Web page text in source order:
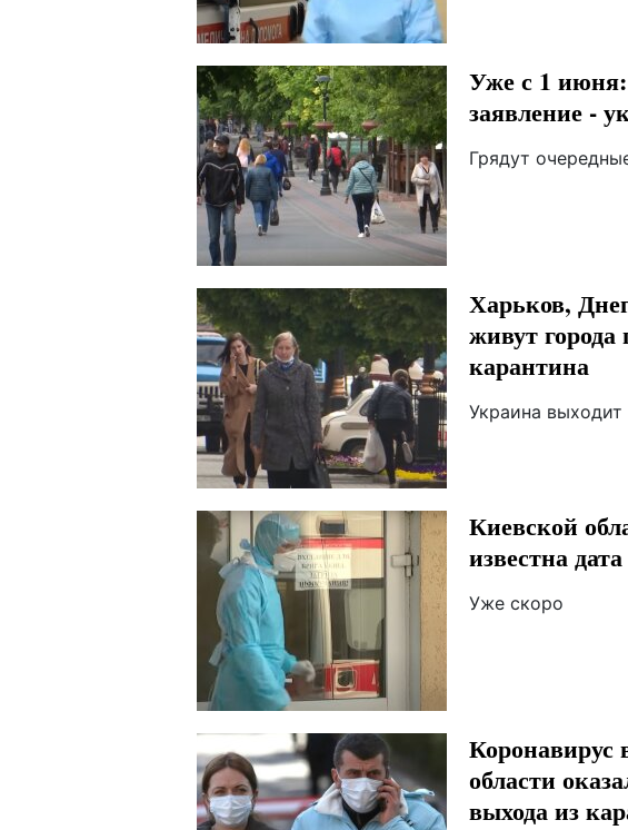
Уже с 1
заявление -
Грядут
Харьков,
живут города
карантина
Украина выходит
Киевской
известна
Уже скоро
Коронавирус
области
выхода из